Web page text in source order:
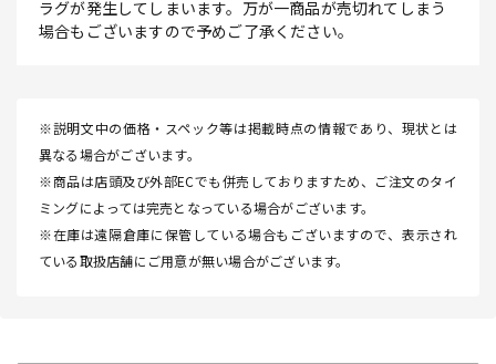
ラグが発生してしまいます。万が一商品が売切れてしまう
場合もございますので予めご了承ください。
※説明文中の価格・スペック等は掲載時点の情報であり、現状とは
異なる場合がございます。
※商品は店頭及び外部ECでも併売しておりますため、ご注文のタイ
ミングによっては完売となっている場合がございます。
※在庫は遠隔倉庫に保管している場合もございますので、表示され
ている取扱店舗にご用意が無い場合がございます。